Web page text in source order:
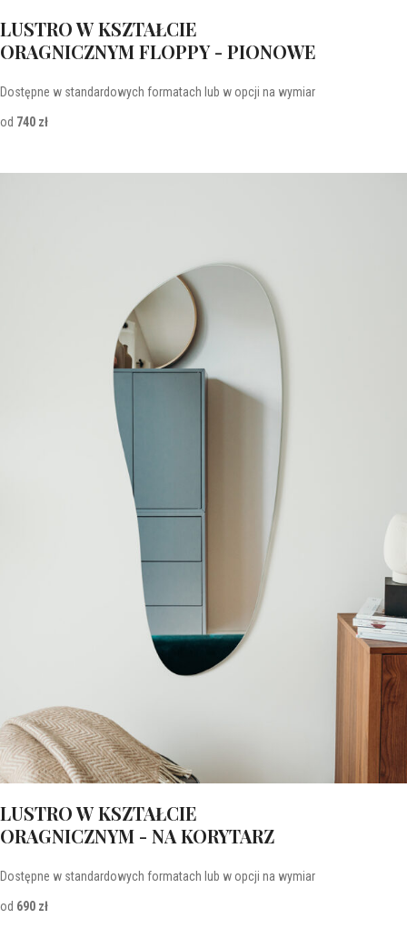
LUSTRO W KSZTAŁCIE
ORAGNICZNYM FLOPPY - PIONOWE
Dostępne w standardowych formatach lub w opcji na wymiar
od 740 zł
LUSTRO W KSZTAŁCIE
ORAGNICZNYM - NA KORYTARZ
Dostępne w standardowych formatach lub w opcji na wymiar
od 690 zł